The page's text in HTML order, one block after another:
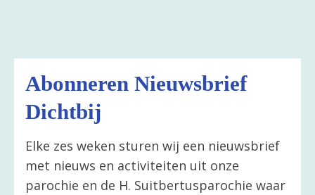
Abonneren Nieuwsbrief
Dichtbij
Elke zes weken sturen wij een nieuwsbrief
met nieuws en activiteiten uit onze
parochie en de H. Suitbertusparochie waar